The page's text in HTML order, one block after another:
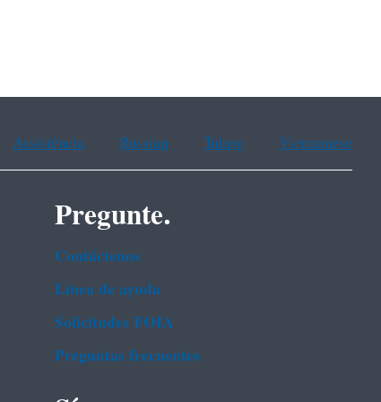
Assistência Russian Tulong Vietnamese
Pregunte.
Contáctenos
Línea de ayuda
Solicitudes FOIA
Preguntas frecuentes